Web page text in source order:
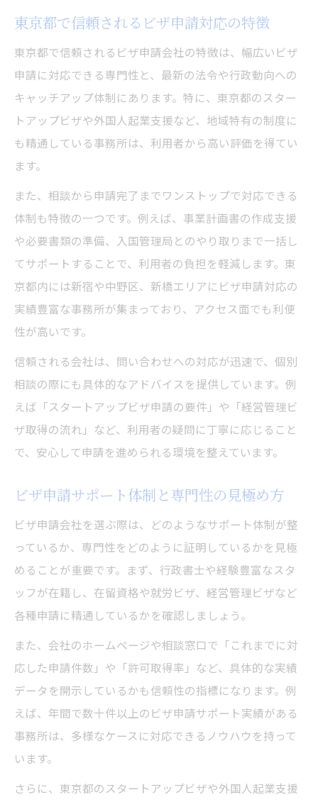
ビザ申請会社が提案する効率的な書類準備
起業時に押さえるべきビザ申請の流れ
会社設立と連携したビザ申請の成功事例
専門家によるビザ申請サポートのメリット
安心できるビザ申請会社の相談体制とは
ビザ申請で専門家に依頼する際の注意事項
専門家と連携したビザ申請手続きの流れ
ビザ申請費用の負担先や注意点も徹底解説
ビザ申請費用の会社負担と自己負担の違い
ビザ申請時に発生する主な費用の内訳
費用負担を巡るビザ申請会社のサポート内
容
ビザ申請費用のトラブルを防ぐポイント
東京都でのビザ申請費用節約のコツ
東京都で信頼されるビザ申請対応の特徴
東京都で信頼されるビザ申請会社の特徴は、幅広いビザ
申請に対応できる専門性と、最新の法令や行政動向への
キャッチアップ体制にあります。特に、東京都のスター
トアップビザや外国人起業支援など、地域特有の制度に
も精通している事務所は、利用者から高い評価を得てい
ます。
また、相談から申請完了までワンストップで対応できる
体制も特徴の一つです。例えば、事業計画書の作成支援
や必要書類の準備、入国管理局とのやり取りまで一括し
てサポートすることで、利用者の負担を軽減します。東
京都内には新宿や中野区、新橋エリアにビザ申請対応の
実績豊富な事務所が集まっており、アクセス面でも利便
性が高いです。
信頼される会社は、問い合わせへの対応が迅速で、個別
相談の際にも具体的なアドバイスを提供しています。例
えば「スタートアップビザ申請の要件」や「経営管理ビ
ザ取得の流れ」など、利用者の疑問に丁寧に応じること
で、安心して申請を進められる環境を整えています。
ビザ申請サポート体制と専門性の見極め方
ビザ申請会社を選ぶ際は、どのようなサポート体制が整
っているか、専門性をどのように証明しているかを見極
めることが重要です。まず、行政書士や経験豊富なスタ
ッフが在籍し、在留資格や就労ビザ、経営管理ビザなど
各種申請に精通しているかを確認しましょう。
また、会社のホームページや相談窓口で「これまでに対
応した申請件数」や「許可取得率」など、具体的な実績
データを開示しているかも信頼性の指標になります。例
えば、年間で数十件以上のビザ申請サポート実績がある
事務所は、多様なケースに対応できるノウハウを持って
います。
さらに、東京都のスタートアップビザや外国人起業支援